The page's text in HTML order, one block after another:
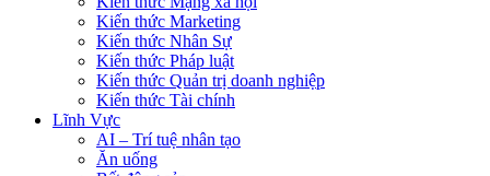
Kiến thức Marketing
Kiến thức Nhân Sự
Kiến thức Pháp luật
Kiến thức Quản trị doanh nghiệp
Kiến thức Tài chính
Lĩnh Vực
AI – Trí tuệ nhân tạo
Ăn uống